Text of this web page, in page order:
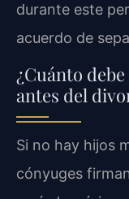
durante este
acuerdo de
¿Cuánto
antes del
Si no hay hijos
cónyuges